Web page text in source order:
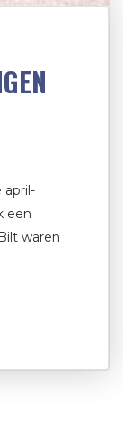
april-
een
waren